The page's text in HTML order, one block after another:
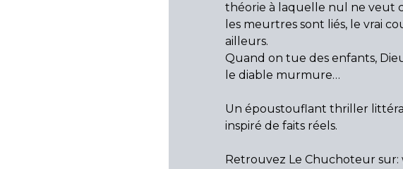
théorie à laquelle nul ne veut
les meurtres sont liés, le vrai
ailleurs.
Quand on tue des enfants,
le diable murmure…
Un époustouflant thriller
inspiré de faits réels.
Retrouvez Le Chuchoteur sur: